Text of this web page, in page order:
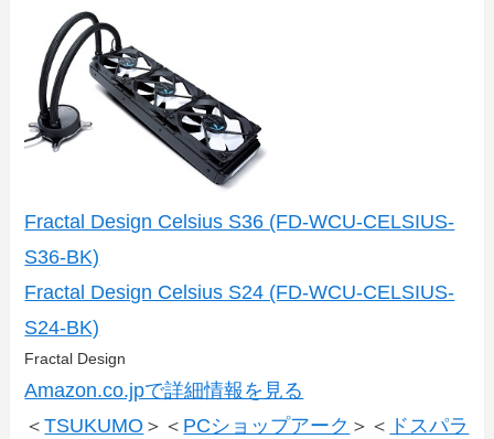
Fractal Design Celsius S36 (FD-WCU-CELSIUS-
S36-BK)
Fractal Design Celsius S24 (FD-WCU-CELSIUS-
S24-BK)
Fractal Design
Amazon.co.jpで詳細情報を見る
＜TSUKUMO ＞＜ PCショップアーク ＞＜ ドスパラ